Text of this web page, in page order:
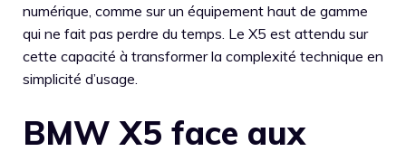
numérique, comme sur un équipement haut de gamme
qui ne fait pas perdre du temps. Le X5 est attendu sur
cette capacité à transformer la complexité technique en
simplicité d’usage.
BMW X5 face aux